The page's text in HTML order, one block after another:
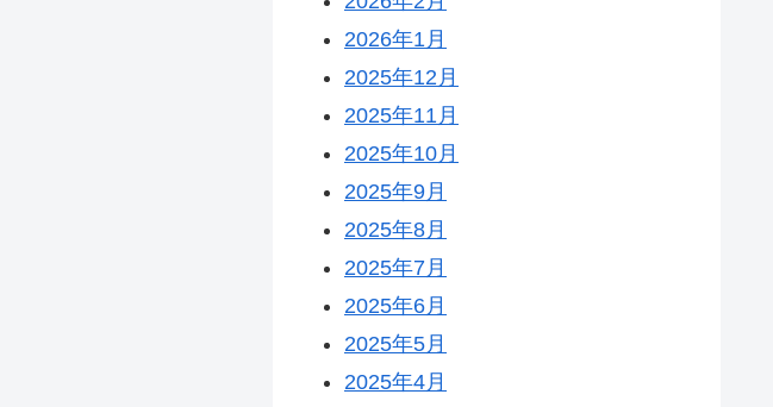
2026年1月
2025年12月
2025年11月
2025年10月
2025年9月
2025年8月
2025年7月
2025年6月
2025年5月
2025年4月